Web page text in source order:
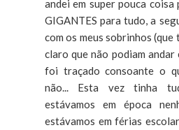
andei em super pouca coisa
GIGANTES para tudo, a
com os meus sobrinhos (que
claro que não podiam andar
foi traçado consoante o
não... Esta vez tinha
estávamos em época
estávamos em férias